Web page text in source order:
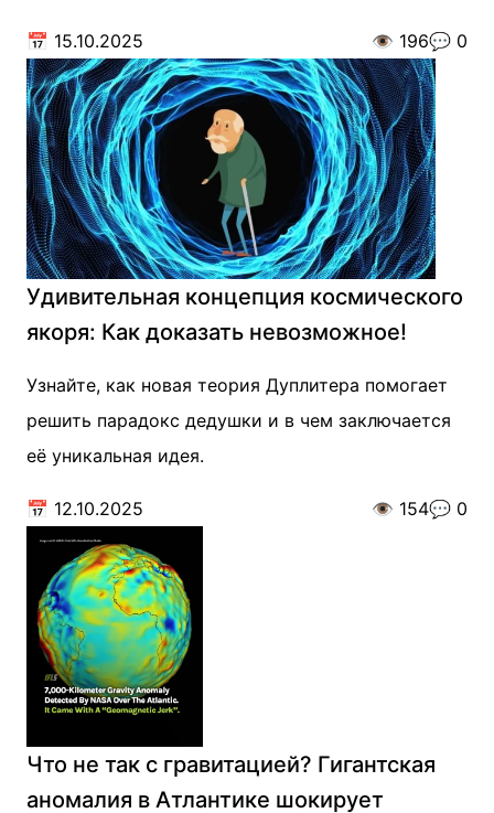
📅 15.10.2025 👁️ 196💬 0
Удивительная концепция космического
якоря: Как доказать невозможное!
Узнайте, как новая теория Дуплитера помогает
решить парадокс дедушки и в чем заключается
её уникальная идея.
📅 12.10.2025 👁️ 154💬 0
Что не так с гравитацией? Гигантская
аномалия в Атлантике шокирует